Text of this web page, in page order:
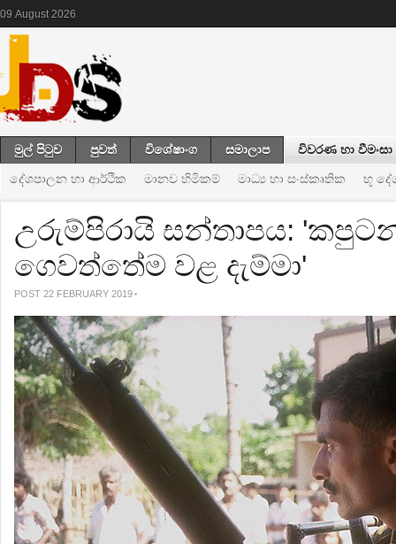
09 August 2026
මුල් පිටුව පුවත් විශේෂාංග සමාලාප විවරණ හා වීමංසා
දේශපාලන හා ආර්ථික මානව හිමිකම් මාධ්‍ය හා සංස්කෘතික භූ
උරුම්පිරායි සන්තාපය:
ගෙවත්තේම වළ දැම්මා'
POST 22 FEBRUARY 2019